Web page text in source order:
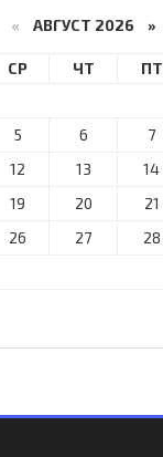
« АВГУСТ 2026 »
СР ЧТ ПТ
5 6 7
12 13 14
19 20 21
26 27 28